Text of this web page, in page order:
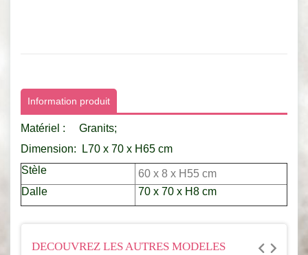
Information produit
Matériel : Granits;
Dimension: L70 x 70 x H65 cm
Stèle
60 x 8 x H55 cm
Dalle
70 x 70 x H8 cm
DECOUVREZ LES AUTRES MODELES